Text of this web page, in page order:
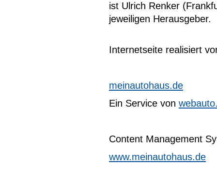
ist Ulrich Renker
jeweiligen Herausgeber.
Internetseite realisiert
meinautohaus.de
Ein Service von
Content Management
www.meinautohaus.de